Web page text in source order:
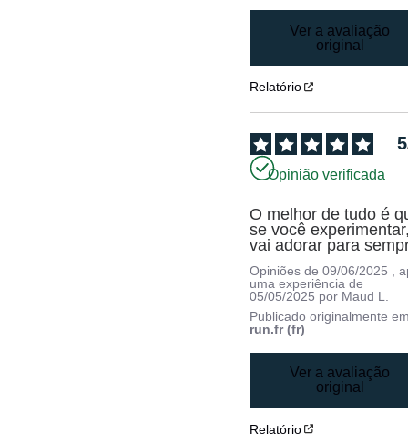
Ver a avaliação
original
Relatório
5
Opinião verificada
O melhor de tudo é
se você
vai adorar para
Opiniões de09/06/2025
,
uma experiência de
05/05/2025 por Maud L.
Publicado originalmente
run.fr (fr)
Ver a avaliação
original
Relatório